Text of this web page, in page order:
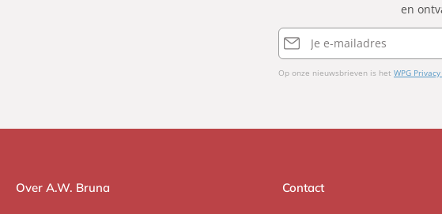
en
E-
mailadres
Op onze nieuwsbrieven is het WPG
Over A.W. Bruna Contact